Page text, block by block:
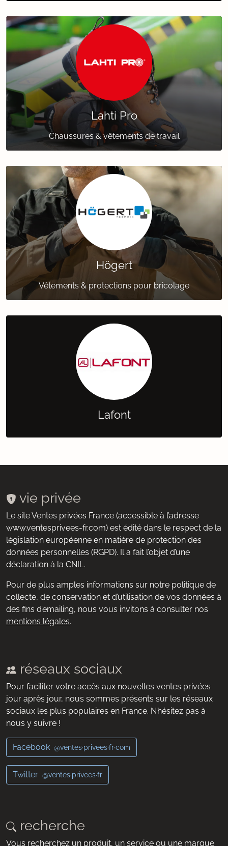
Lahti Pro
Chaussures & vêtements de travail
Högert
Vêtements & protections pour bricolage
Lafont
vie privée
Le site Ventes privées France (accessible à l’adresse
www.ventesprivees-fr.com) est édité dans le respect de la
législation européenne en matière de protection des
données personnelles (RGPD). Il a fait l’objet d’une
déclaration à la CNIL.
Pour de plus amples informations sur notre politique de
collecte, de conservation et d’utilisation de vos données à
des fins d’emailing, nous vous invitons à consulter nos
mentions légales.
réseaux sociaux
Pour faciliter votre accès aux nouvelles ventes privées
jour après jour, nous sommes présents sur les réseaux
sociaux les plus populaires en France. N’hésitez pas à
nous y suivre !
Facebook @ventes·privees·fr·com
Twitter @ventes·privees·fr
recherche
Vous recherchez un produit, un service ou une marque